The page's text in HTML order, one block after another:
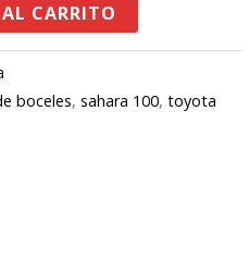
CARRITO
boceles,sahara 100,toyota